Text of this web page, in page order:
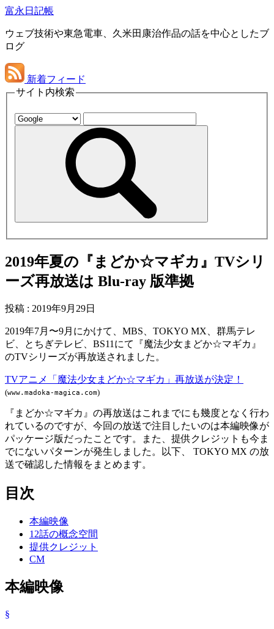
富永日記帳
ウェブ技術や東急電車、久米田康治作品の話を中心としたブ
ログ
新着フィード
サイト内検索
2019年夏の『まどか☆マギカ』TVシリ
ーズ再放送は Blu-ray 版準拠
投稿 : 2019年9月29日
2019年7月〜9月にかけて、MBS、TOKYO MX、群馬テレ
ビ、とちぎテレビ、BS11にて『魔法少女まどか☆マギカ』
のTVシリーズが再放送されました。
TVアニメ「魔法少女まどか☆マギカ」再放送が決定！
(www.madoka-magica.com)
『まどか☆マギカ』の再放送はこれまでにも幾度となく行わ
れているのですが、今回の放送で注目したいのは本編映像が
パッケージ版だったことです。また、提供クレジットも今ま
でにないパターンが発生しました。以下、 TOKYO MX の放
送で確認した情報をまとめます。
目次
本編映像
12話の概念空間
提供クレジット
CM
本編映像
§